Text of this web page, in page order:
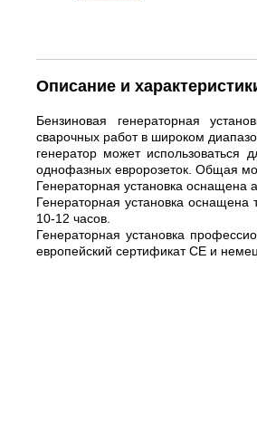
Описание и
Бензиновая генераторная
сварочных работ в широком
генератор может
однофазных евророзеток. Общая
Генераторная установка оснащена
Генераторная установка
10-12 часов.
Генераторная установка
европейский сертификат CE и